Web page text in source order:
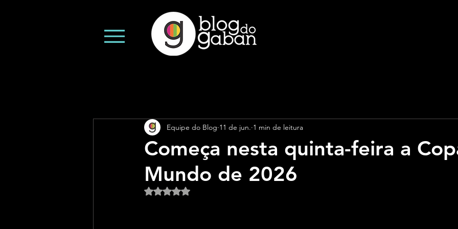
Começa nesta quinta-feira a
Mundo de 2026
Equipe do Blog 11 de jun. 1 min de leitura
Avaliado com NaN de 5 estrelas.